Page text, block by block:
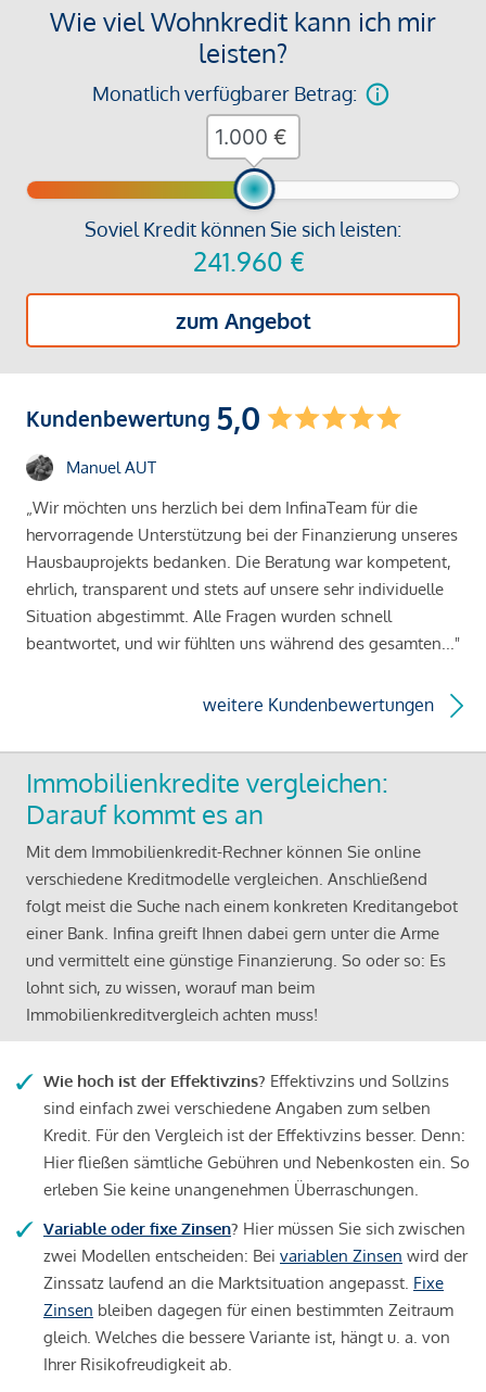
Wie viel Wohnkredit kann ich mir
leisten?
Monatlich verfügbarer Betrag:
Soviel Kredit können Sie sich leisten:
241.960 €
zum Angebot
€
Kundenbewertung 5,0
Manuel AUT
„Wir möchten uns herzlich bei dem InfinaTeam für die
hervorragende Unterstützung bei der Finanzierung unseres
Hausbauprojekts bedanken. Die Beratung war kompetent,
ehrlich, transparent und stets auf unsere sehr individuelle
Situation abgestimmt. Alle Fragen wurden schnell
beantwortet, und wir fühlten uns während des gesamten..."
weitere Kundenbewertungen
Immobilienkredite vergleichen:
Darauf kommt es an
Mit dem Immobilienkredit-Rechner können Sie online
verschiedene Kreditmodelle vergleichen. Anschließend
folgt meist die Suche nach einem konkreten Kreditangebot
einer Bank. Infina greift Ihnen dabei gern unter die Arme
und vermittelt eine günstige Finanzierung. So oder so: Es
lohnt sich, zu wissen, worauf man beim
Immobilienkreditvergleich achten muss!
Wie hoch ist der Effektivzins? Effektivzins und Sollzins
sind einfach zwei verschiedene Angaben zum selben
Kredit. Für den Vergleich ist der Effektivzins besser. Denn:
Hier fließen sämtliche Gebühren und Nebenkosten ein. So
erleben Sie keine unangenehmen Überraschungen.
Variable oder fixe Zinsen? Hier müssen Sie sich zwischen
zwei Modellen entscheiden: Bei variablen Zinsen wird der
Zinssatz laufend an die Marktsituation angepasst. Fixe
Zinsen bleiben dagegen für einen bestimmten Zeitraum
gleich. Welches die bessere Variante ist, hängt u. a. von
Ihrer Risikofreudigkeit ab.